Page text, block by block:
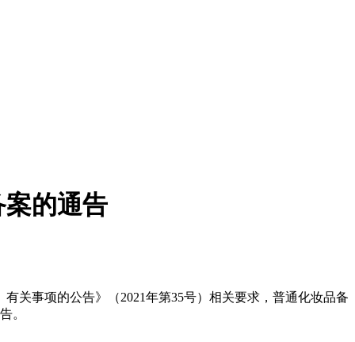
的通告
关事项的公告》（2021年第35号）相关要求，普通化妆品备
。